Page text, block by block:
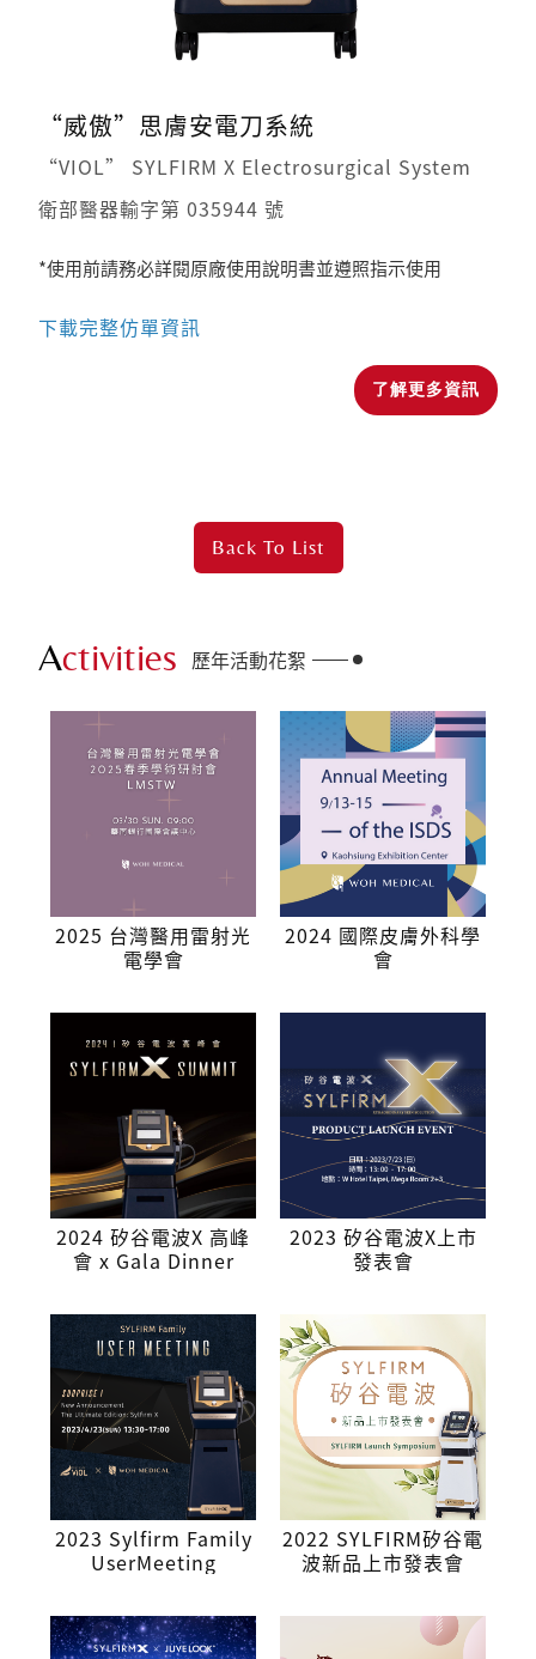
“威傲”思膚安電刀系統
“VIOL” SYLFIRM X Electrosurgical System
衛部醫器輸字第 035944 號
*使用前請務必詳閱原廠使用說明書並遵照指示使用
下載完整仿單資訊
了解更多資訊
Back To List
Activities 歷年活動花絮
2025 台灣醫用雷射光
電學會
2024 國際皮膚外科學
會
2024 矽谷電波X 高峰
會 x Gala Dinner
2023 矽谷電波X上市
發表會
2023 Sylfirm Family
UserMeeting
2022 SYLFIRM矽谷電
波新品上市發表會